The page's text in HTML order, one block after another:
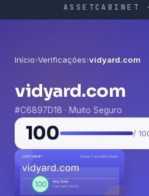
Início›Verificações›vidyard.com
vidyard.com
#C6897D18 · Muito Seguro
100 /